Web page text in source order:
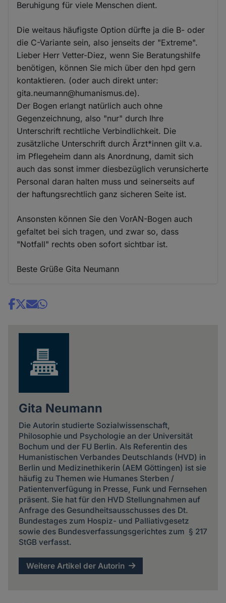
Beruhigung für viele Menschen dient.
Die weitaus häufigste Option dürfte ja die B- oder
die C-Variante sein, also jenseits der "Extreme".
Lieber Herr Vetter-Diez, wenn Sie Beratungshilfe
benötigen, können Sie mich über den hpd gern
kontaktieren. (oder auch direkt unter:
gita.neumann@humanismus.de).
Der Bogen erlangt natürlich auch ohne
Gegenzeichnung, also "nur" durch Ihre
Unterschrift rechtliche Verbindlichkeit. Die
zusätzliche Unterschrift durch Ärzt*innen gilt v.a.
im Pflegeheim dann als Anordnung, damit sich
auch das sonst immer diesbezüglich verunsicherte
Personal daran halten muss und seinerseits auf
der haftungsrechtlich ganz sicheren Seite ist.
Ansonsten können Sie den VorAN-Bogen auch
gefaltet bei sich tragen, und zwar so, dass
"Notfall" rechts oben sofort sichtbar ist.
Beste Grüße Gita Neumann
Share
Gita Neumann
Die Autorin studierte Sozialwissenschaft,
Philosophie und Psychologie an der Universität
Bochum und der FU Berlin. Als Referentin des
Humanistischen Verbandes Deutschlands (HVD) in
Berlin und Medizinethikerin (AEM Göttingen) ist sie
häufig zu Themen wie Humanes Sterben /
Patientenverfügung in Presse, Funk und Fernsehen
präsent. Sie hat für den HVD Stellungnahmen auf
Anfrage des Gesundheitsausschusses des Dt.
Bundestages zum Hospiz- und Palliativgesetz
sowie des Bundesverfassungsgerichtes zum § 217
StGB verfasst.
Weitere Artikel der Autorin